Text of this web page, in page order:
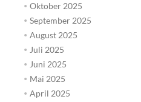
Oktober 2025
September 2025
August 2025
Juli 2025
Juni 2025
Mai 2025
April 2025